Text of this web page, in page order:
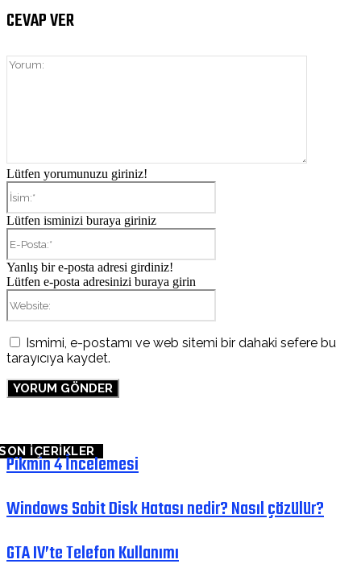
CEVAP VER
Lütfen yorumunuzu giriniz!
Lütfen isminizi buraya giriniz
Yanlış bir e-posta adresi girdiniz!
Lütfen e-posta adresinizi buraya girin
Ismimi, e-postamı ve web sitemi bir dahaki sefere bu
tarayıcıya kaydet.
İÇERİKLER
Pikmin 4 İncelemesi
Windows Sabit Disk Hatası nedir? Nasıl çözülür?
GTA IV’te Telefon Kullanımı